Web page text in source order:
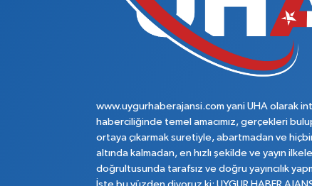
www.uygurhaberajansi.com yani UHA olarak
haberciliğinde temel amacımız, gerçekleri
ortaya çıkarmak suretiyle, abartmadan ve
altında kalmadan, en hızlı şekilde ve yayın
doğrultusunda tarafsız ve doğru yayıncılık